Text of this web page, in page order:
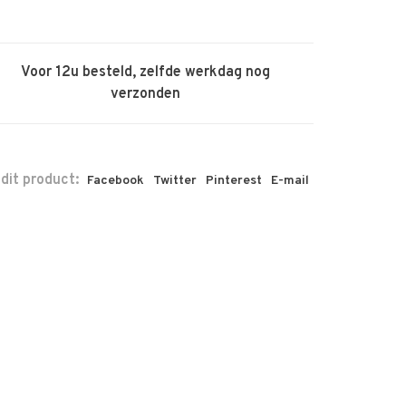
Voor 12u besteld, zelfde werkdag nog
verzonden
product: Facebook Twitter Pinterest E-mail